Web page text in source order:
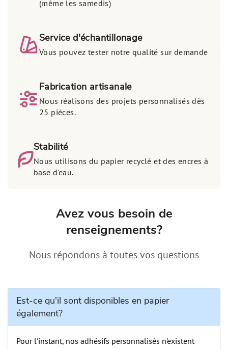
(même les samedis)
Service d'échantillonage
Vous pouvez tester notre qualité sur demande
Fabrication artisanale
Nous réalisons des projets personnalisés dès
25 pièces.
Stabilité
Nous utilisons du papier recyclé et des encres à
base d'eau.
Avez vous besoin de
renseignements?
Nous répondons à toutes vos questions
Est-ce qu'il sont disponibles en papier
également?
Pour l'instant, nos adhésifs personnalisés n'existent